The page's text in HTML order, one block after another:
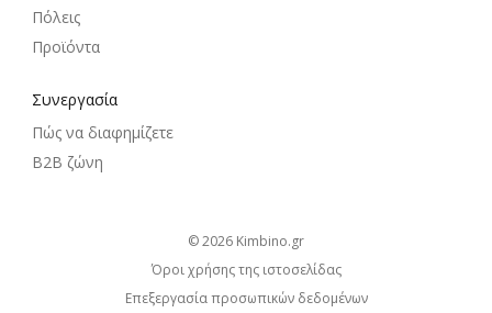
Πόλεις
Προϊόντα
Συνεργασία
Πώς να διαφημίζετε
B2B ζώνη
© 2026
kimbino.gr
Όροι χρήσης της ιστοσελίδας
Επεξεργασία προσωπικών δεδομένων